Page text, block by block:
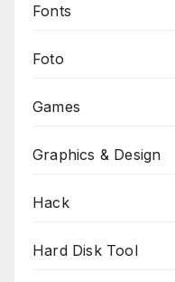
Fonts
Foto
Games
Graphics & Design
Hack
Hard Disk Tool